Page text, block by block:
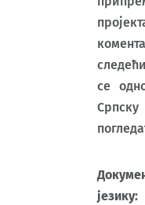
се
језику: